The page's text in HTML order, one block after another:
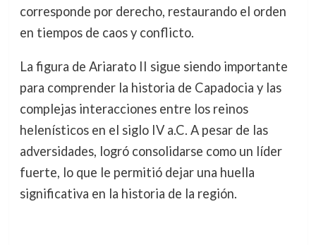
corresponde por derecho, restaurando el orden
en tiempos de caos y conflicto.
La figura de Ariarato II sigue siendo importante
para comprender la historia de Capadocia y las
complejas interacciones entre los reinos
helenísticos en el siglo IV a.C. A pesar de las
adversidades, logró consolidarse como un líder
fuerte, lo que le permitió dejar una huella
significativa en la historia de la región.